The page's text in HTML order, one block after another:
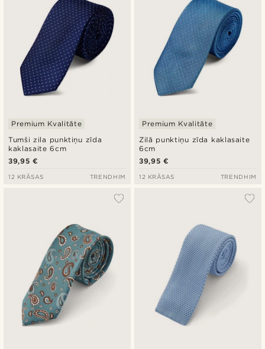
Tumši zila punktiņu zīda
kaklasaite 6cm
Premium Kvalitāte
39,95 €
12 KRĀSAS TRENDHIM
Zilā punktiņu zīda kaklasaite
6cm
Premium Kvalitāte
39,95 €
12 KRĀSAS TRENDHIM